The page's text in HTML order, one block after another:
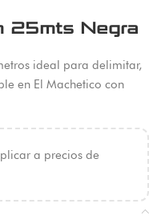
25mts Negra
ideal para delimitar,
en El Machetico con
a precios de